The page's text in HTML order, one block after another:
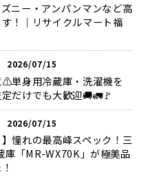
ニー・アンパンマンなど高
！｜リサイクルマート福
2026/07/15
単身用冷蔵庫・洗濯機を
だけでも大歓迎🚚🚛🚩
2026/07/15
】憧れの最高峰スペック！三
庫「MR-WX70K」が極美品